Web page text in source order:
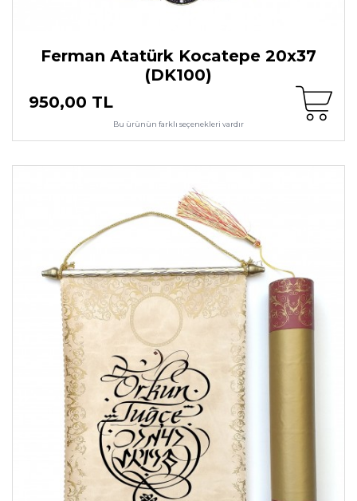
Ferman Atatürk Kocatepe 20x37
(DK100)
950,00 TL
Bu ürünün farklı seçenekleri vardır